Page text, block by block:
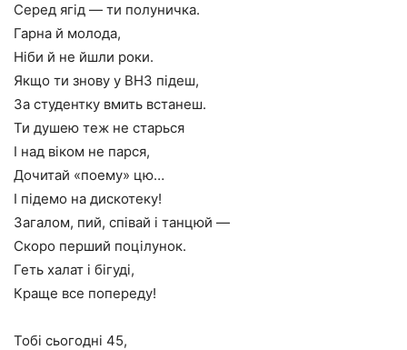
Серед ягід — ти полуничка.
Гарна й молода,
Ніби й не йшли роки.
Якщо ти знову у ВНЗ підеш,
За студентку вмить встанеш.
Ти душею теж не старься
І над віком не парся,
Дочитай «поему» цю…
І підемо на дискотеку!
Загалом, пий, співай і танцюй —
Скоро перший поцілунок.
Геть халат і бігуді,
Краще все попереду!
Тобі сьогодні 45,